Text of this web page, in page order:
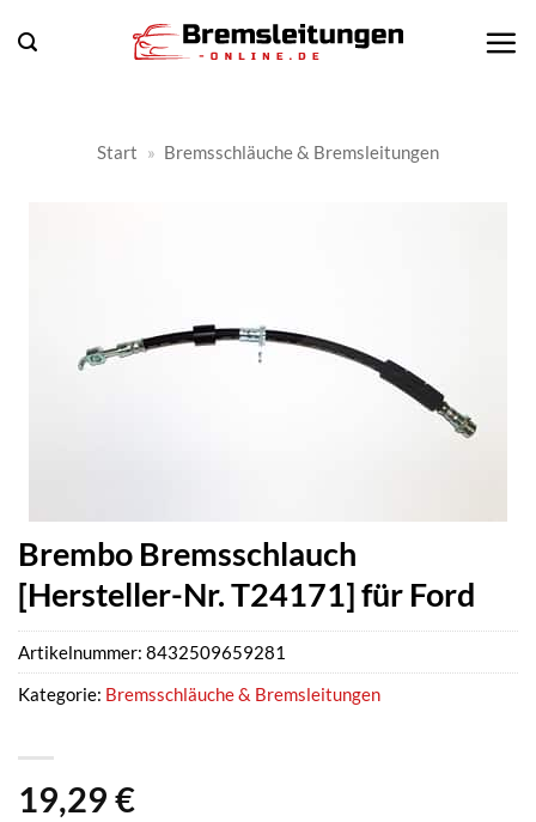
Inhalt
Start » Bremsschläuche & Bremsleitungen
Brembo Bremsschlauch
[Hersteller-Nr. T24171] für Ford
19,29 €
Artikelnummer: 8432509659281
Kategorie: Bremsschläuche & Bremsleitungen